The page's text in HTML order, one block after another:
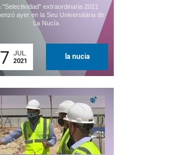
"Selectividad" extraordinaria 2021
ayer en la Seu Universitària de
La Nucía
JUL.
2021
la nucia